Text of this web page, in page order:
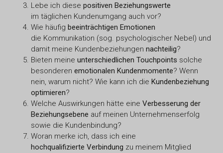
Lebe ich diesepositiven Beziehungswerte
im täglichen Kundenumgang auch vor?
Wie häufigbeeinträchtigen Emotionen
die Kommunikation (sog. psychologischer Nebel) und
damit meine Kundenbeziehungennachteilig?
Bieten meineunterschiedlichen Touchpoints solche
besonderenemotionalen Kundenmomente? Wenn
nein, warum nicht? Wie kann ich dieKundenbeziehung
optimieren?
Welche Auswirkungen hätte eineVerbesserung der
Beziehungsebene auf meinen Unternehmenserfolg
sowie die Kundenbindung?
Woran merke ich, dass ich eine
hochqualifizierte Verbindung zu meinem Mitglied